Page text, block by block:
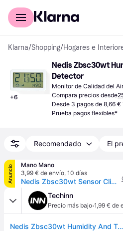
Comprar con Klarna
Klarna/Shopping/Hogares e
+6
Nedis Zbsc30wt
Detector
Monitor de Calidad del
Compara precios desde
Desde 3 pagos de 8,66 €
Prueba pagos flexibles*
Recomendado El
Anuncio
Mano Mano
3,99 € de envío, 10 días
Nedis Zbsc30wt Sensor Climático Inteligente Blanco
Techinn
Precio más bajo·1,99 € de
Nedis Zbsc30wt Humidity And Temperature Detector Transparente